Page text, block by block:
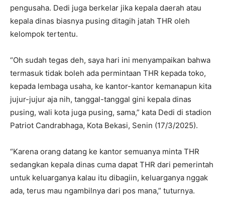
pengusaha. Dedi juga berkelar jika kepala daerah atau
kepala dinas biasnya pusing ditagih jatah THR oleh
kelompok tertentu.
“Oh sudah tegas deh, saya hari ini menyampaikan bahwa
termasuk tidak boleh ada permintaan THR kepada toko,
kepada lembaga usaha, ke kantor-kantor kemanapun kita
jujur-jujur aja nih, tanggal-tanggal gini kepala dinas
pusing, wali kota juga pusing, sama,” kata Dedi di stadion
Patriot Candrabhaga, Kota Bekasi, Senin (17/3/2025).
“Karena orang datang ke kantor semuanya minta THR
sedangkan kepala dinas cuma dapat THR dari pemerintah
untuk keluarganya kalau itu dibagiin, keluarganya nggak
ada, terus mau ngambilnya dari pos mana,” tuturnya.